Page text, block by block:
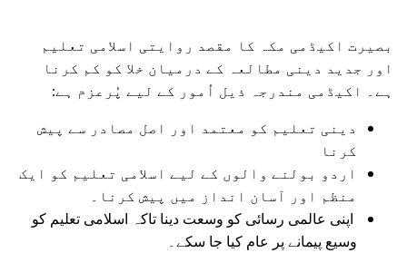
بصیرت اکیڈمی مکہ کا مقصد روایتی اسلامی تعلیم
اور جدید دینی مطالعہ کے درمیان خلا کو کم کرنا
ہے۔ اکیڈمی مندرجہ ذیل اُمور کے لیے پُرعزم ہے:
دینی تعلیم کو معتمد اور اصل مصادر سے پیش
کرنا
اردو بولنے والوں کے لیے اسلامی تعلیم کو ایک
منظم اور آسان انداز میں پیش کرنا۔
اپنی عالمی رسائی کو وسعت دینا تاکہ اسلامی تعلیم کو
وسیع پیمانے پر عام کیا جا سکے۔